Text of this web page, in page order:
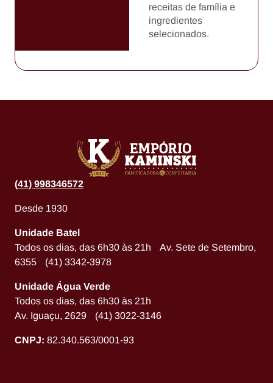
receitas de família e
ingredientes
selecionados.
(41) 998346572
Desde 1930
Unidade Batel
Todos os dias, das 6h30 às 21h Av. Sete de Setembro,
6355 (41) 3342-3978
Unidade Água Verde
Todos os dias, das 6h30 às 21h
Av. Iguaçu, 2629 (41) 3022-3146
CNPJ: 82.340.563/0001-93